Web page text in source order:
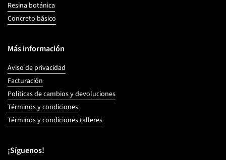
Resina botánica
Concreto básico
Más información
Aviso de privacidad
Facturación
Políticas de cambios y devoluciones
Términos y condiciones
Términos y condiciones talleres
¡Síguenos!